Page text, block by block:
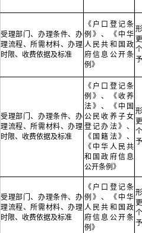
受理部门、办理条件、办
理流程、所需材料、办理
时限、收费依据及标准
《户口登记条
例》、《中华
人民共和国政
府信息公开条
例》
受理部门、办理条件、办
理流程、所需材料、办理
时限、收费依据及标准
《户口登记条
例》、《收养
法》、《中国
公民收养子女
登记办法》、
《国籍法》、
《中华人民共
和国政府信息
公开条例》
受理部门、办理条件、办
理流程、所需材料、办理
时限、收费依据及标准
《户口登记条
例》、《中华
人民共和国政
府信息公开条
例》